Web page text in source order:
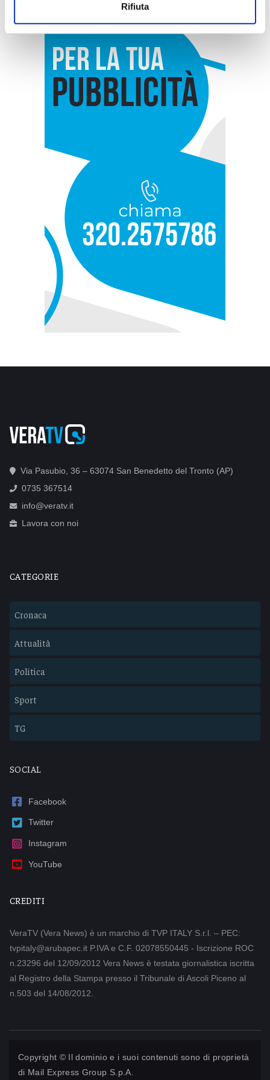
Rifiuta
Via Pasubio, 36 – 63074 San Benedetto del Tronto (AP)
0735 367514
info@veratv.it
Lavora con noi
CATEGORIE
Cronaca
Attualità
Politica
Sport
TG
SOCIAL
Facebook
Twitter
Instagram
YouTube
CREDITI
VeraTV (Vera News) è un marchio di TVP ITALY S.r.l. – PEC:
tvpitaly@arubapec.it P.IVA e C.F. 02078550445 - Iscrizione ROC
n.23296 del 12/09/2012 Vera News è testata giornalistica iscritta
al Registro della Stampa presso il Tribunale di Ascoli Piceno al
n.503 del 14/08/2012.
Copyright © Il dominio e i suoi contenuti sono di proprietà
di Mail Express Group S.p.A.